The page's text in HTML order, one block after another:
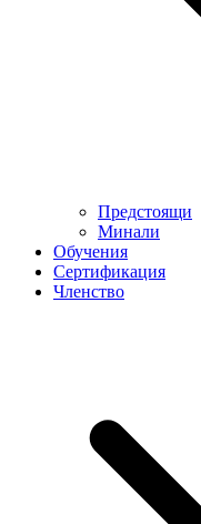
Предстоящи
Минали
Обучения
Сертификация
Членство